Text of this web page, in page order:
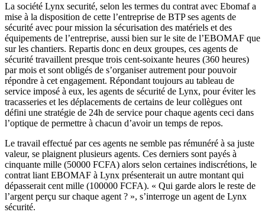
La société Lynx securité, selon les termes du contrat avec Ebomaf a
mise à la disposition de cette l’entreprise de BTP ses agents de
sécurité avec pour mission la sécurisation des matériels et des
équipements de l’entreprise, aussi bien sur le site de l’EBOMAF que
sur les chantiers. Repartis donc en deux groupes, ces agents de
sécurité travaillent presque trois cent-soixante heures (360 heures)
par mois et sont obligés de s’organiser autrement pour pouvoir
répondre à cet engagement. Répondant toujours au tableau de
service imposé à eux, les agents de sécurité de Lynx, pour éviter les
tracasseries et les déplacements de certains de leur collègues ont
défini une stratégie de 24h de service pour chaque agents ceci dans
l’optique de permettre à chacun d’avoir un temps de repos.
Le travail effectué par ces agents ne semble pas rémunéré à sa juste
valeur, se plaignent plusieurs agents. Ces derniers sont payés à
cinquante mille (50000 FCFA) alors selon certaines indiscrétions, le
contrat liant EBOMAF à Lynx présenterait un autre montant qui
dépasserait cent mille (100000 FCFA). « Qui garde alors le reste de
l’argent perçu sur chaque agent ? », s’interroge un agent de Lynx
sécurité.